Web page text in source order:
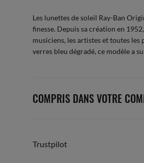
Les lunettes de soleil Ray-Ban
finesse. Depuis sa création en
musiciens, les artistes et toutes les
verres bleu dégradé, ce modèle a
COMPRIS DANS VOTRE
Trustpilot